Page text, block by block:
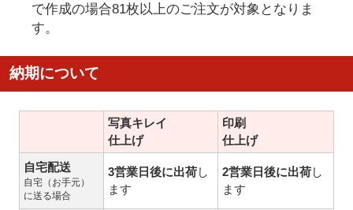
で作成の場合81枚以上のご注文が対象となりま
す。
納期について
写真キレイ
仕上げ
印刷
仕上げ
自宅配送
自宅（お手元）
に送る場合
3営業日後に出荷し
ます
2営業日後に出荷し
ます